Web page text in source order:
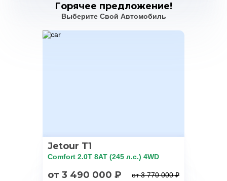
Горячее предложение!
Выберите Свой Автомобиль
Jetour T1
Comfort 2.0T 8AT (245 л.с.) 4WD
от 3 490 000 ₽ от 3 770 000 ₽